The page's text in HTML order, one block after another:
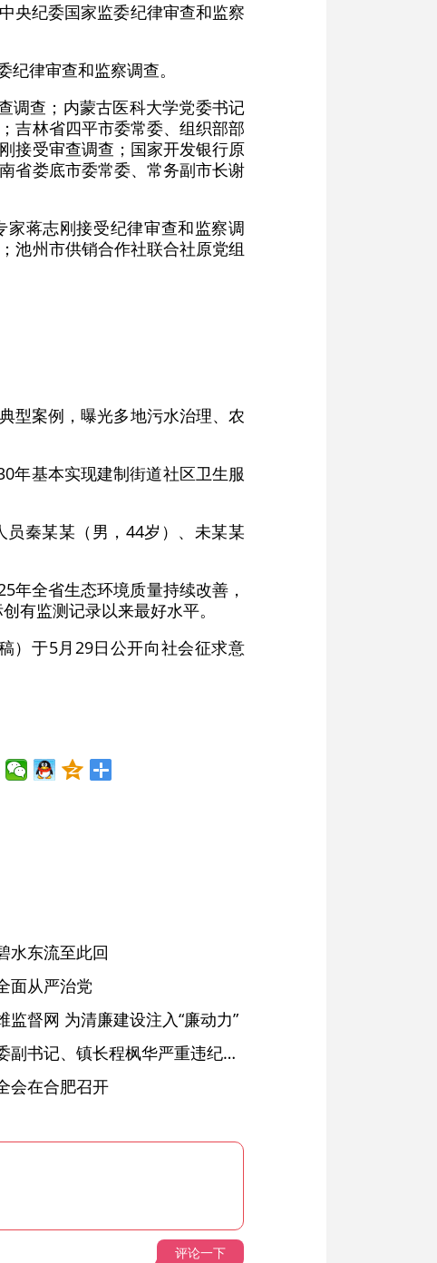
央纪委国家监委纪律审查和监察
律审查和监察调查。
调查；内蒙古医科大学党委书记
吉林省四平市委常委、组织部部
接受审查调查；国家开发银行原
省娄底市委常委、常务副市长谢
蒋志刚接受纪律审查和监察调
池州市供销合作社联合社原党组
型案例，曝光多地污水治理、农
年基本实现建制街道社区卫生服
秦某某（男，44岁）、未某某
年全省生态环境质量持续改善，
有监测记录以来最好水平。
）于5月29日公开向社会征求意
水东流至此回
面从严治党
监督网 为清廉建设注入“廉动力”
绩溪县长安镇原党委副书记、镇长程枫华严重违纪违法被开除党籍和公职
会在合肥召开
评论一下